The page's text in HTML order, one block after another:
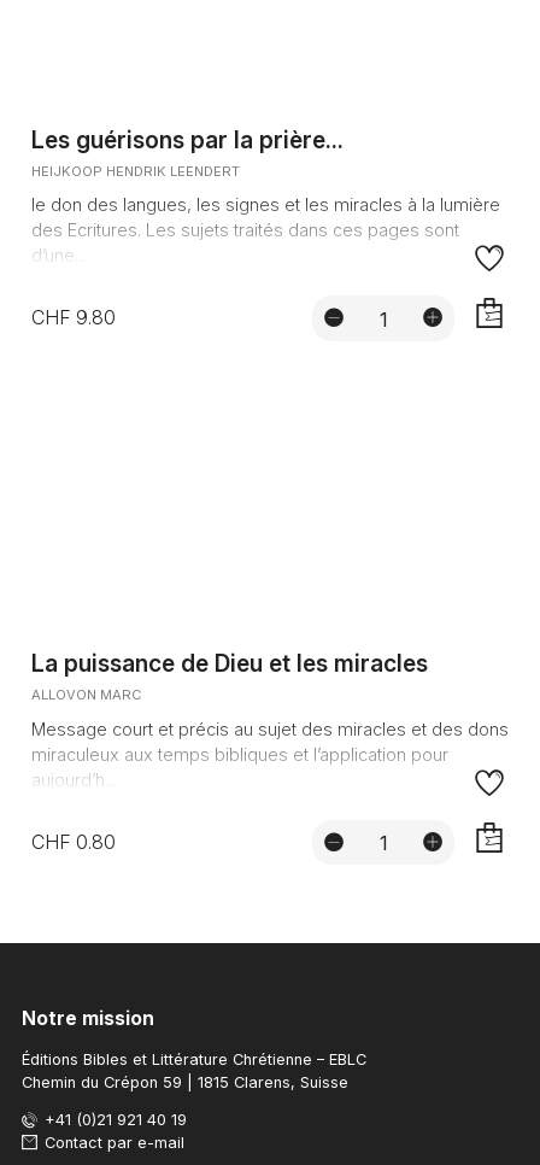
Les guérisons par la prière...
HEIJKOOP HENDRIK LEENDERT
le don des langues, les signes et les miracles à la lumière
des Ecritures. Les sujets traités dans ces pages sont
d’une...
CHF 9.80
La puissance de Dieu et les miracles
ALLOVON MARC
Message court et précis au sujet des miracles et des dons
miraculeux aux temps bibliques et l’application pour
aujourd’h...
CHF 0.80
Notre mission
Éditions Bibles et Littérature Chrétienne – EBLC
Chemin du Crépon 59 | 1815 Clarens, Suisse
+41 (0)21 921 40 19
Contact par e-mail